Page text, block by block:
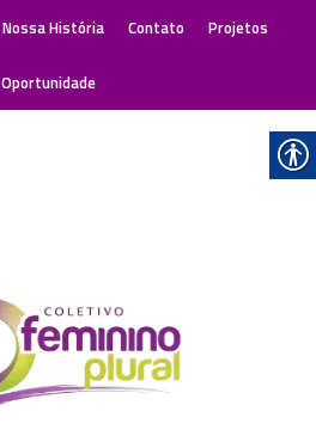
Nossa História Contato Projetos
Oportunidade